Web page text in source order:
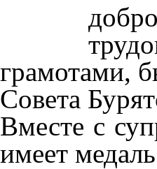
грамотами,
Совета
Вместе с
имеет